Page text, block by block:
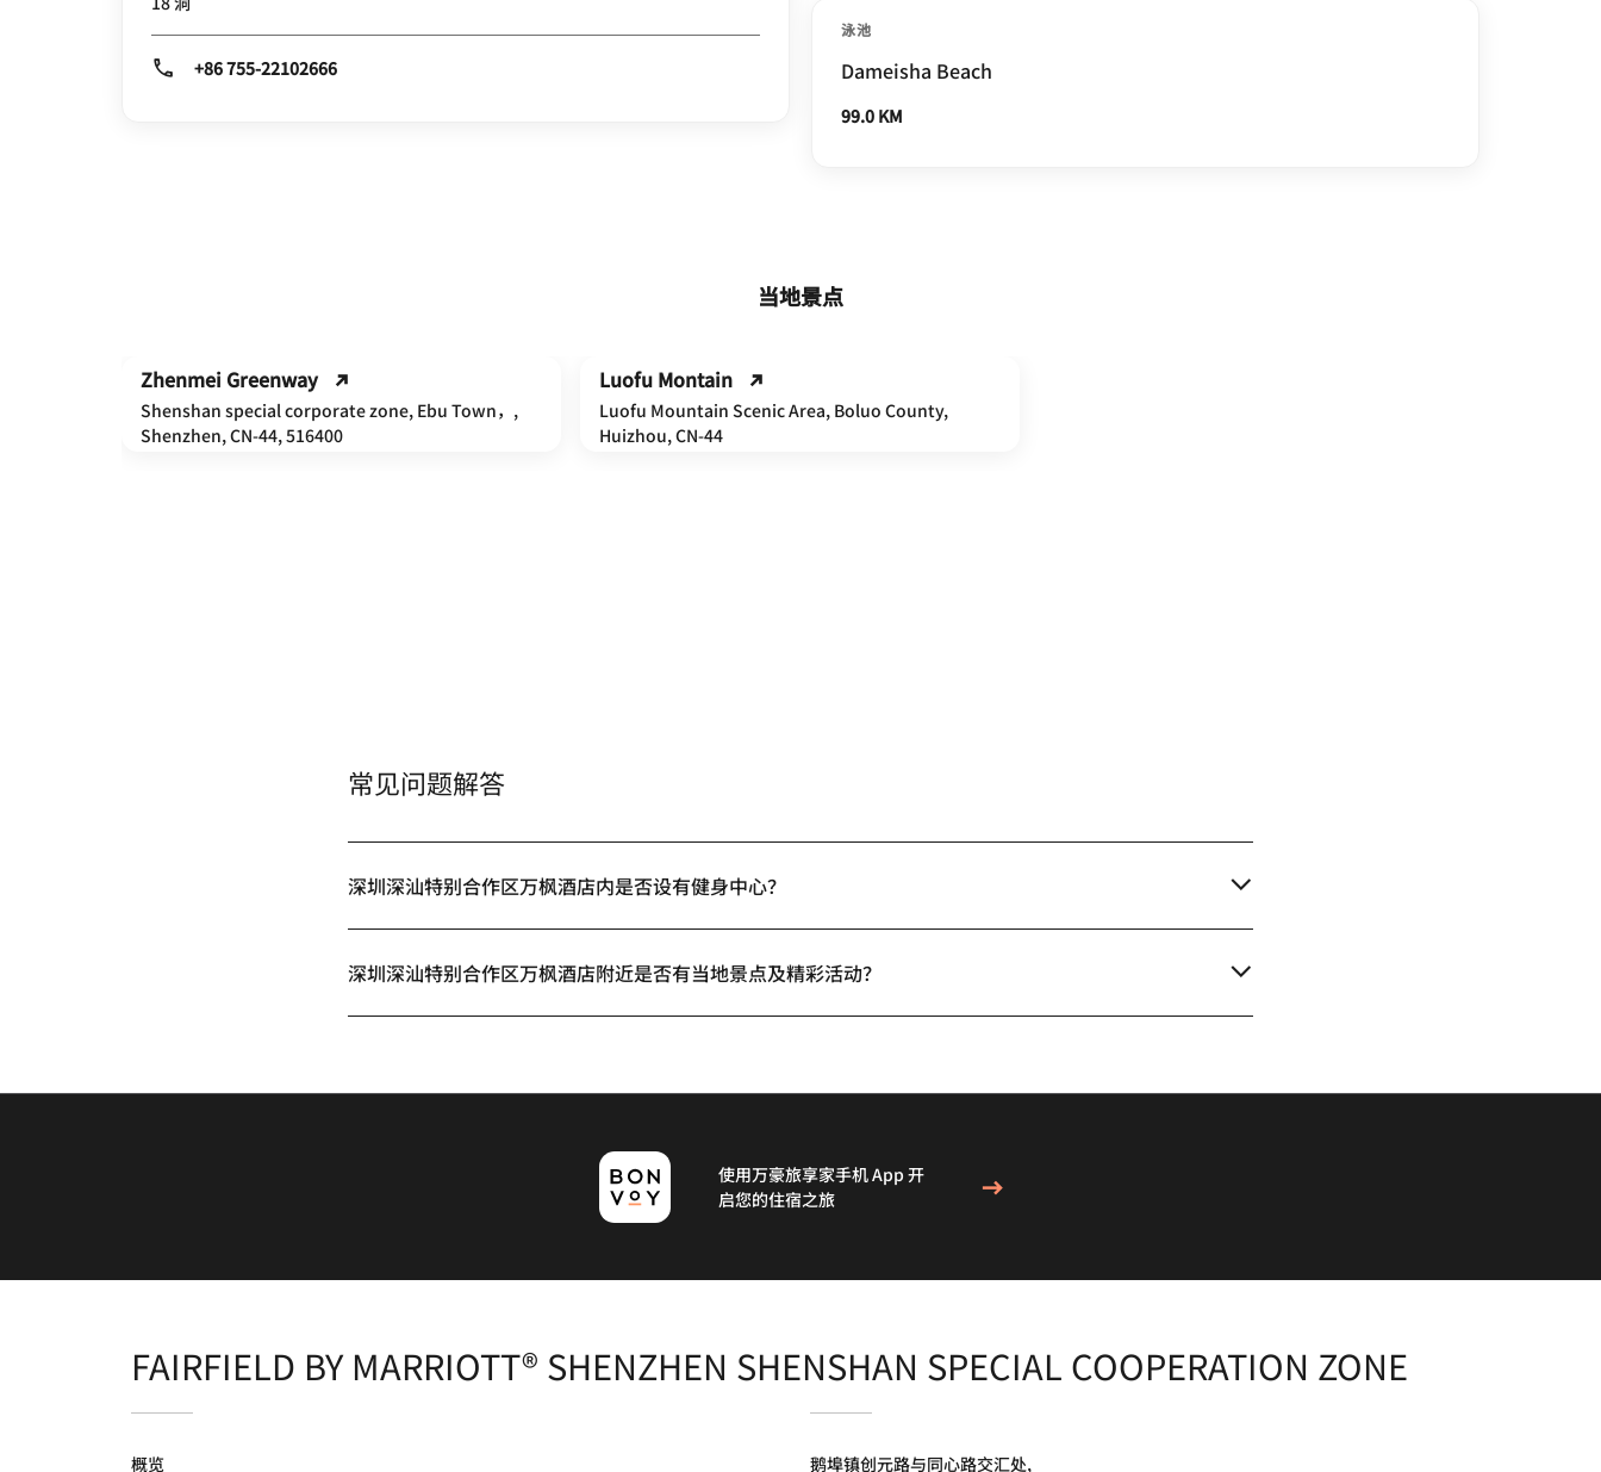
+86 755-22102666
泳池
Dameisha Beach
99.0 KM
当地景点
Zhenmei Greenway
Shenshan special corporate zone, Ebu Town，,
Shenzhen, CN-44, 516400
Luofu Montain
Luofu Mountain Scenic Area, Boluo County,
Huizhou, CN-44
常见问题解答
深圳深汕特别合作区万枫酒店内是否设有健身中心？
深圳深汕特别合作区万枫酒店附近是否有当地景点及精彩活动？
使用万豪旅享家手机 App 开
启您的住宿之旅
FAIRFIELD BY MARRIOTT® SHENZHEN SHENSHAN SPECIAL COOPERATION ZONE
概览 鹅埠镇创元路与同心路交汇处,